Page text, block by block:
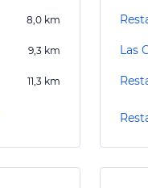
8,0 km
9,3 km
11,3 km
Las